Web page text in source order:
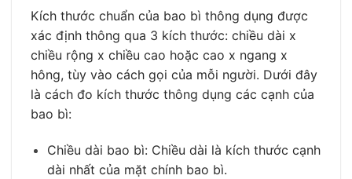
Kích thước chuẩn của bao bì thông dụng được
xác định thông qua 3 kích thước: chiều dài x
chiều rộng x chiều cao hoặc cao x ngang x
hông, tùy vào cách gọi của mỗi người. Dưới đây
là cách đo kích thước thông dụng các cạnh của
bao bì:
Chiều dài bao bì: Chiều dài là kích thước cạnh
dài nhất của mặt chính bao bì.